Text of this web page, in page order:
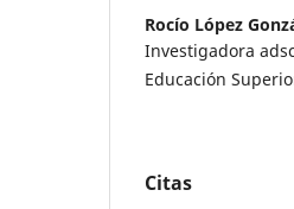
Rocío López
Investigadora
Educación
Citas